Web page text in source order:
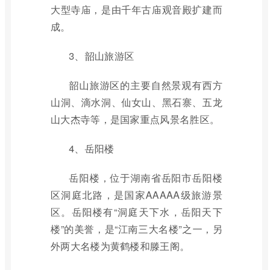
大型寺庙，是由千年古庙观音殿扩建而
成。
3、韶山旅游区
韶山旅游区的主要自然景观有西方
山洞、滴水洞、仙女山、黑石寨、五龙
山大杰寺等，是国家重点风景名胜区。
4、岳阳楼
岳阳楼，位于湖南省岳阳市岳阳楼
区洞庭北路，是国家AAAAA级旅游景
区。岳阳楼有“洞庭天下水，岳阳天下
楼”的美誉，是“江南三大名楼”之一，另
外两大名楼为黄鹤楼和滕王阁。